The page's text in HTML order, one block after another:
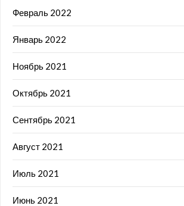
Февраль 2022
Январь 2022
Ноябрь 2021
Октябрь 2021
Сентябрь 2021
Август 2021
Июль 2021
Июнь 2021